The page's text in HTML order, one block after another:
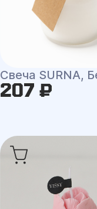
Свеча SURNA,
207 ₽